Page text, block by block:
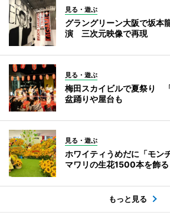
見る・遊ぶ
グラングリーン大阪で坂本
演 三次元映像で再現
見る・遊ぶ
梅田スカイビルで夏祭り
盆踊りや屋台も
見る・遊ぶ
ホワイティうめだに「モ
マワリの生花1500本を飾る
もっと見る